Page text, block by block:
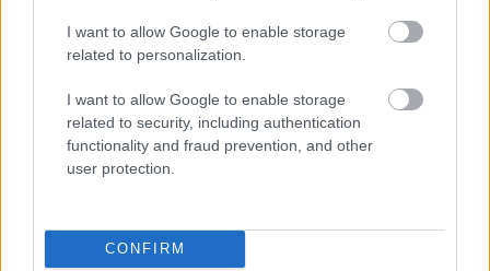
I want to allow Google to enable storage
related to personalization.
I want to allow Google to enable storage
related to security, including authentication
functionality and fraud prevention, and other
user protection.
CONFIRM
10 LEGKEDVELTEBB MOZIJA MAGYARORSZÁGON
Kommentek: